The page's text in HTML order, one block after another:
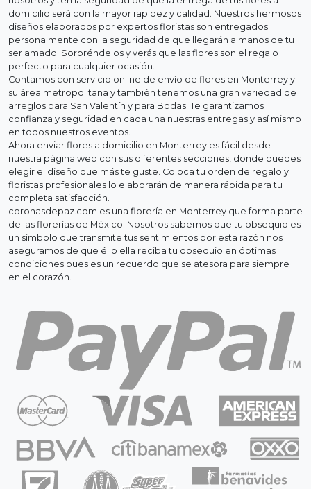
domicilio será con la mayor rapidez y calidad. Nuestros hermosos
diseños elaborados por expertos floristas son entregados
personalmente con la seguridad de que llegarán a manos de tu
ser amado. Sorpréndelos y verás que las flores son el regalo
perfecto para cualquier ocasión.
Contamos con servicio online de envío de flores en Monterrey y
su área metropolitana y también tenemos una gran variedad de
arreglos para San Valentín y para Bodas. Te garantizamos
confianza y seguridad en cada una nuestras entregas y así mismo
en todos nuestros eventos.
Ahora enviar flores a domicilio en Monterrey es fácil desde
nuestra página web con sus diferentes secciones, donde puedes
elegir el diseño que más te guste. Coloca tu orden de regalo y
floristas profesionales lo elaborarán de manera rápida para tu
completa satisfacción.
coronasdepaz.com es una florería en Monterrey que forma parte
de las florerías de México. Nosotros sabemos que tu obsequio es
un símbolo que transmite tus sentimientos por esta razón nos
aseguramos de que él o ella reciba tu obsequio en óptimas
condiciones pues es un recuerdo que se atesora para siempre
en el corazón.